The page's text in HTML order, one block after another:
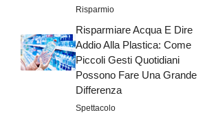
Risparmio
Risparmiare Acqua E Dire
Addio Alla Plastica: Come
Piccoli Gesti Quotidiani
Possono Fare Una Grande
Differenza
Spettacolo